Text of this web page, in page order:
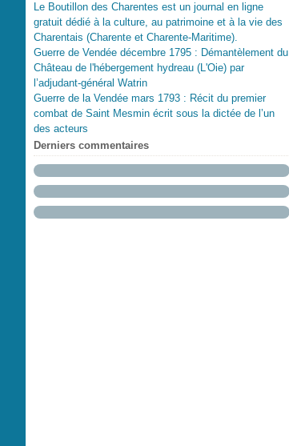
Le Boutillon des Charentes est un journal en ligne
gratuit dédié à la culture, au patrimoine et à la vie des
Charentais (Charente et Charente-Maritime).
Guerre de Vendée décembre 1795 : Démantèlement du
Château de l'hébergement hydreau (L'Oie) par
l’adjudant-général Watrin
Guerre de la Vendée mars 1793 : Récit du premier
combat de Saint Mesmin écrit sous la dictée de l’un
des acteurs
Derniers commentaires